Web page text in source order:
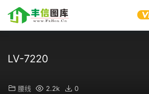
LV-7220
腰线 2.2k 0